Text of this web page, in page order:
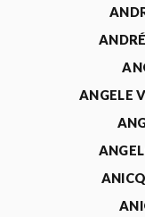
ANGELE